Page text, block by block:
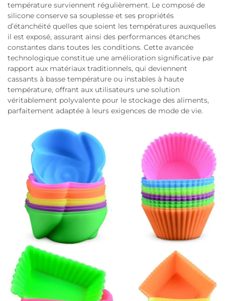
température surviennent régulièrement. Le composé de
silicone conserve sa souplesse et ses propriétés
d’étanchéité quelles que soient les températures auxquelles
il est exposé, assurant ainsi des performances étanches
constantes dans toutes les conditions. Cette avancée
technologique constitue une amélioration significative par
rapport aux matériaux traditionnels, qui deviennent
cassants à basse température ou instables à haute
température, offrant aux utilisateurs une solution
véritablement polyvalente pour le stockage des aliments,
parfaitement adaptée à leurs exigences de mode de vie.